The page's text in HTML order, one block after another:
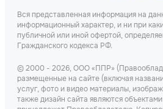
Вся представленная информация на
информационный характер, и ни при
публичной или иной офертой,
Гражданского кодекса РФ.
© 2000 - 2026, ООО «ППР»
размещенные на сайте (включая
услуг, фото и видео материалы,
также дизайн сайта являются